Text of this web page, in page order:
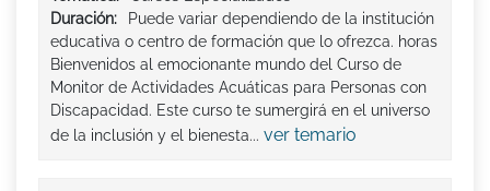
Duración:
Puede variar dependiendo de la institución
educativa o centro de formación que lo ofrezca. horas
Bienvenidos al emocionante mundo del Curso de
Monitor de Actividades Acuáticas para Personas con
Discapacidad. Este curso te sumergirá en el universo
de la inclusión y el bienesta... ver temario